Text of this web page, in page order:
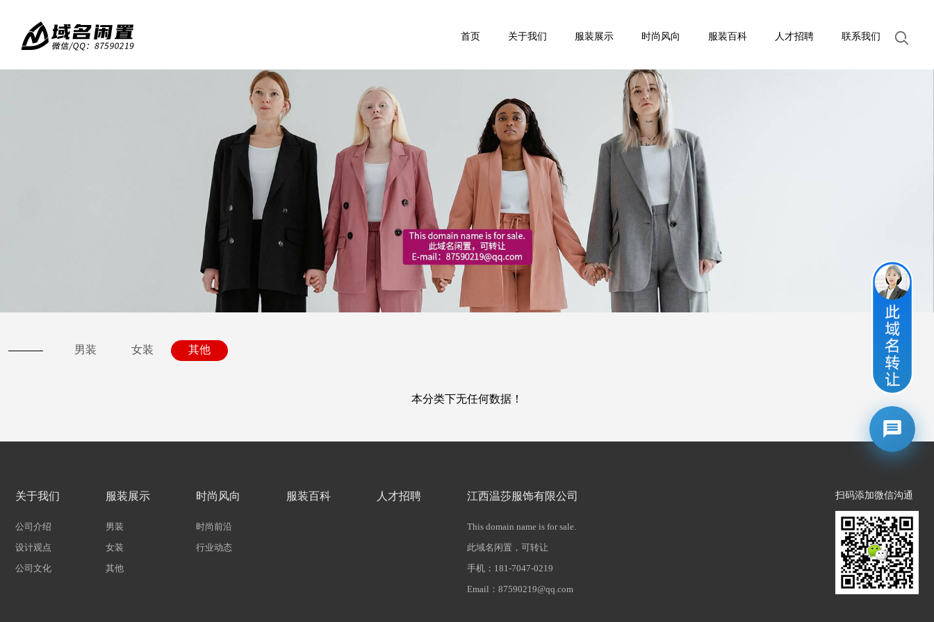
首页 关于我们 服装展示 时尚风向 服装百科 人才招聘 联系我们
男装 女装 其他
本分类下无任何数据！
关于我们
公司介绍
设计观点
公司文化
服装展示
男装
女装
其他
时尚风向
时尚前沿
行业动态
服装百科 人才招聘 江西温莎服饰有限公司
This domain name is for sale.
此域名闲置，可转让
手机：181-7047-0219
Email：87590219@qq.com
扫码添加微信沟通